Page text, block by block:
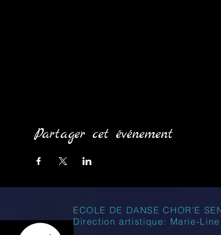
Partager cet événement
ECOLE DE DANSE CHOR'E
Direction artistique: Marie-